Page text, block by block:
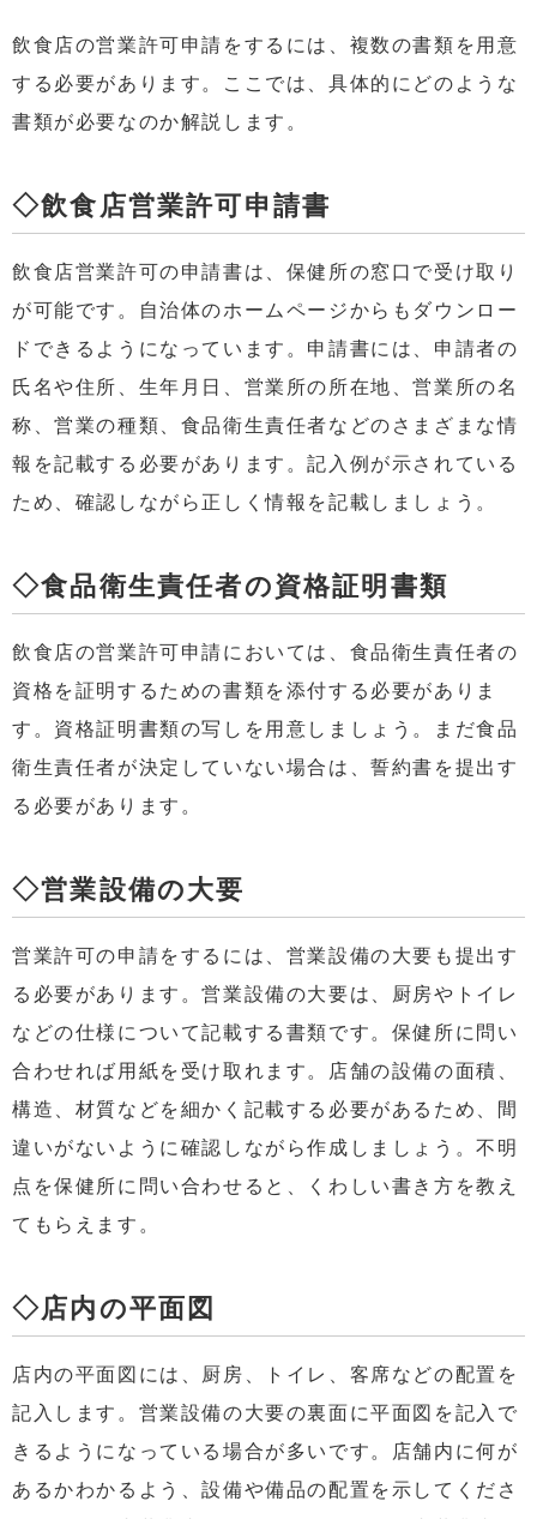
飲食店の営業許可申請をするには、複数の書類を用意
する必要があります。ここでは、具体的にどのような
書類が必要なのか解説します。
◇飲食店営業許可申請書
飲食店営業許可の申請書は、保健所の窓口で受け取り
が可能です。自治体のホームページからもダウンロー
ドできるようになっています。申請書には、申請者の
氏名や住所、生年月日、営業所の所在地、営業所の名
称、営業の種類、食品衛生責任者などのさまざまな情
報を記載する必要があります。記入例が示されている
ため、確認しながら正しく情報を記載しましょう。
◇食品衛生責任者の資格証明書類
飲食店の営業許可申請においては、食品衛生責任者の
資格を証明するための書類を添付する必要がありま
す。資格証明書類の写しを用意しましょう。まだ食品
衛生責任者が決定していない場合は、誓約書を提出す
る必要があります。
◇営業設備の大要
営業許可の申請をするには、営業設備の大要も提出す
る必要があります。営業設備の大要は、厨房やトイレ
などの仕様について記載する書類です。保健所に問い
合わせれば用紙を受け取れます。店舗の設備の面積、
構造、材質などを細かく記載する必要があるため、間
違いがないように確認しながら作成しましょう。不明
点を保健所に問い合わせると、くわしい書き方を教え
てもらえます。
◇店内の平面図
店内の平面図には、厨房、トイレ、客席などの配置を
記入します。営業設備の大要の裏面に平面図を記入で
きるようになっている場合が多いです。店舗内に何が
あるかわかるよう、設備や備品の配置を示してくださ